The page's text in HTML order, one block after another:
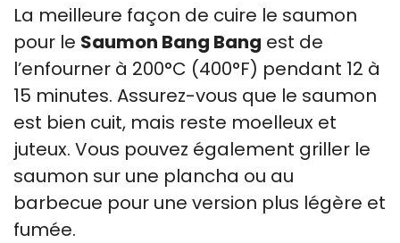
La meilleure façon de cuire le saumon
pour le Saumon Bang Bang est de
l’enfourner à 200°C (400°F) pendant 12 à
15 minutes. Assurez-vous que le saumon
est bien cuit, mais reste moelleux et
juteux. Vous pouvez également griller le
saumon sur une plancha ou au
barbecue pour une version plus légère et
fumée.